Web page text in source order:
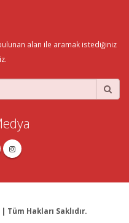
alan ile aramak istediğiniz
| Tüm Hakları Saklıdır.